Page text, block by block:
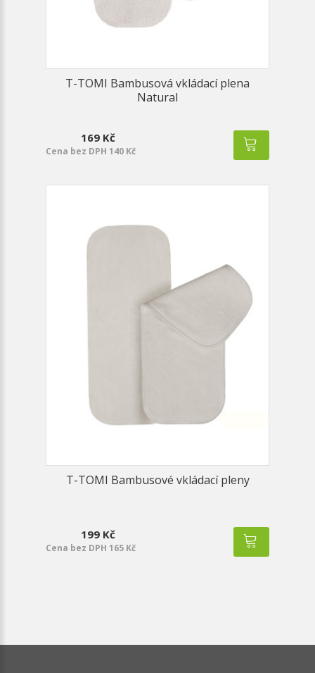
T-TOMI Bambusová vkládací plena
Natural
169 Kč
Cena bez DPH 140 Kč
T-TOMI Bambusové vkládací pleny
199 Kč
Cena bez DPH 165 Kč